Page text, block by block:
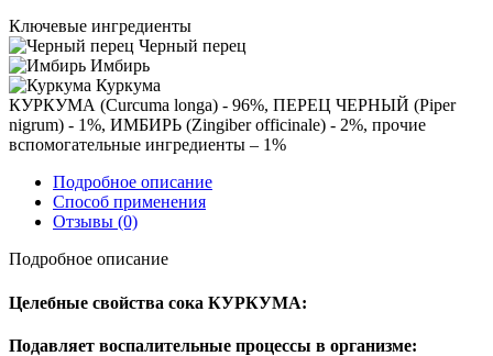
Ключевые ингредиенты
Черный перец
Имбирь
Куркума
КУРКУМА (Curcuma longa) - 96%, ПЕРЕЦ ЧЕРНЫЙ (Piper
nigrum) - 1%, ИМБИРЬ (Zingiber officinale) - 2%, прочие
вспомогательные ингредиенты – 1%
Подробное описание
Способ применения
Отзывы (0)
Подробное описание
Целебные свойства сока КУРКУМА:
Подавляет воспалительные процессы в организме: